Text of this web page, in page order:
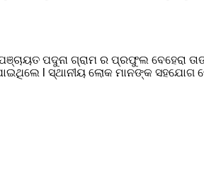
ପଦୁନା ଗ୍ରାମ ର ପ୍ରଫୁଲ ବେହେରା
l ସ୍ଥାନୀୟ ଲୋକ ମାନଙ୍କ ସହଯୋଗ